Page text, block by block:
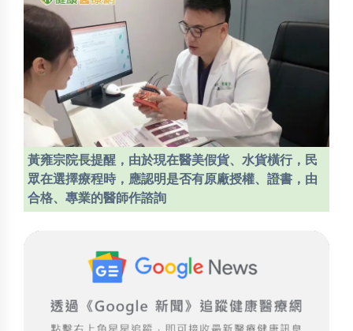
黃雍宗院長提醒，由於現在醫美假貨、水貨橫行，民
眾在選擇療程時，應認明是否有原廠授權、證書，由
合格、專業的醫師作諮詢